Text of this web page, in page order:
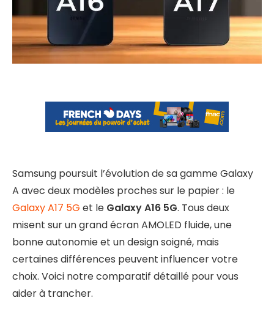
Samsung poursuit l’évolution de sa gamme Galaxy
A avec deux modèles proches sur le papier : le
Galaxy A17 5G et le Galaxy A16 5G. Tous deux
misent sur un grand écran AMOLED fluide, une
bonne autonomie et un design soigné, mais
certaines différences peuvent influencer votre
choix. Voici notre comparatif détaillé pour vous
aider à trancher.